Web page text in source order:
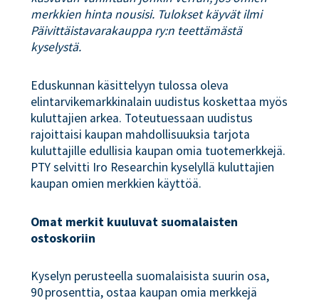
merkkien hinta nousisi. Tulokset käyvät ilmi
Päivittäistavarakauppa ry:n teettämästä
kyselystä.
Eduskunnan käsittelyyn tulossa oleva
elintarvikemarkkinalain uudistus koskettaa myös
kuluttajien arkea. Toteutuessaan uudistus
rajoittaisi kaupan mahdollisuuksia tarjota
kuluttajille edullisia kaupan omia tuotemerkkejä.
PTY selvitti Iro Researchin kyselyllä kuluttajien
kaupan omien merkkien käyttöä.
Omat merkit kuuluvat suomalaisten
ostoskoriin
Kyselyn perusteella suomalaisista suurin osa,
90 prosenttia, ostaa kaupan omia merkkejä